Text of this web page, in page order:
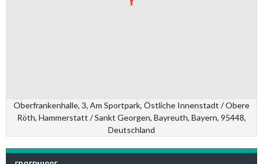
Oberfrankenhalle, 3, Am Sportpark, Östliche Innenstadt / Obere
Röth, Hammerstatt / Sankt Georgen, Bayreuth, Bayern, 95448,
Deutschland